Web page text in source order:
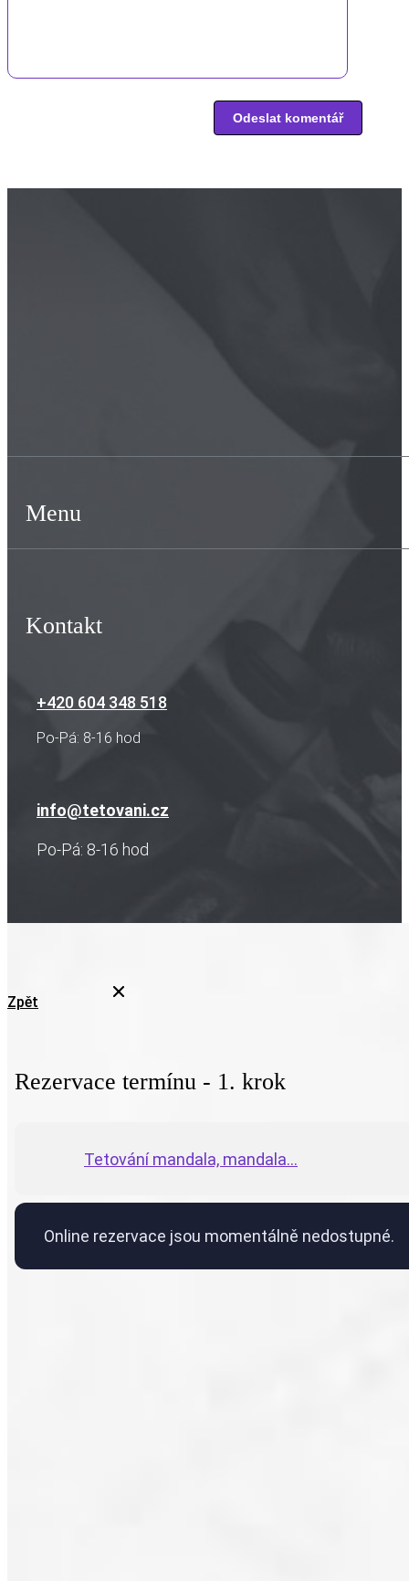
Menu
Kontakt
+420 604 348 518
Po-Pá: 8-16 hod
info@tetovani.cz
Po-Pá: 8-16 hod
Zpět
Rezervace termínu - 1. krok
Tetování mandala, mandala...
Online rezervace jsou momentálně nedostupné.